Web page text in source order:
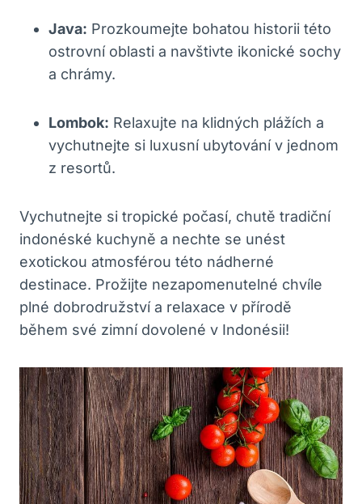
Java: Prozkoumejte bohatou historii této
ostrovní oblasti a navštivte ikonické sochy
a chrámy.
Lombok: Relaxujte na klidných plážích a
vychutnejte si luxusní ubytování v jednom
z resortů.
Vychutnejte si tropické počasí, chutě tradiční
indonéské kuchyně a nechte se unést
exotickou atmosférou této nádherné
destinace. Prožijte nezapomenutelné chvíle
plné dobrodružství a relaxace v přírodě
během své zimní dovolené v Indonésii!